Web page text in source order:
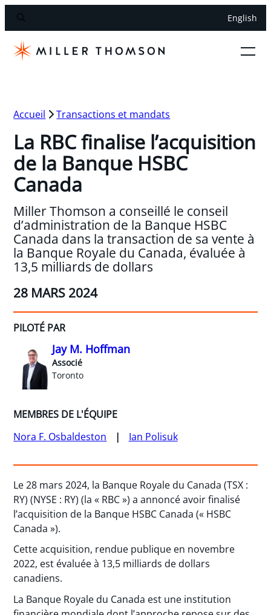
English
Accueil Transactions et mandats
La RBC finalise l’acquisition
de la Banque HSBC
Canada
Miller Thomson a conseillé le conseil
d’administration de la Banque HSBC
Canada dans la transaction de sa vente à
la Banque Royale du Canada, évaluée à
13,5 milliards de dollars
28 MARS 2024
PILOTÉ PAR
Jay M. Hoffman
Associé
Toronto
MEMBRES DE L'ÉQUIPE
Nora F. Osbaldeston
Ian Polisuk
Le 28 mars 2024, la Banque Royale du Canada (TSX :
RY) (NYSE : RY) (la « RBC ») a annoncé avoir finalisé
l’acquisition de la Banque HSBC Canada (« HSBC
Canada »).
Cette acquisition, rendue publique en novembre
2022, est évaluée à 13,5 milliards de dollars
canadiens.
La Banque Royale du Canada est une institution